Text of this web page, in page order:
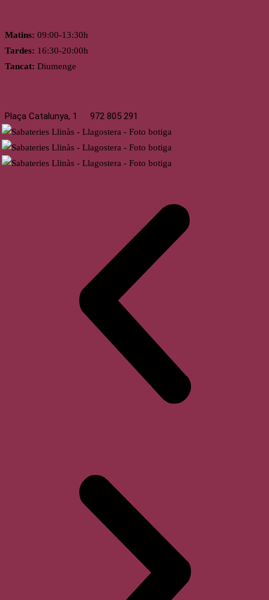
Matins: 09:00-13:30h
Tardes: 16:30-20:00h
Tancat: Diumenge
Plaça Catalunya, 1 972 805 291